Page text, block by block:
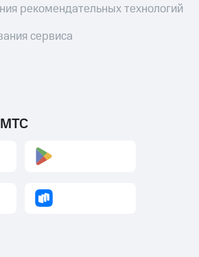
рекомендательных технологий
сервиса